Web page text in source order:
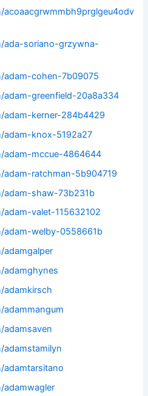
ada-soriano-grzywna-
adam-cohen-7b09075
greenfield-20a8a334
adam-kerner-284b4429
adam-knox-5192a27
adam-mccue-4864644
ratchman-5b904719
adam-shaw-73b231b
valet-115632102
adam-welby-0558661b
adamghynes
adamkirsch